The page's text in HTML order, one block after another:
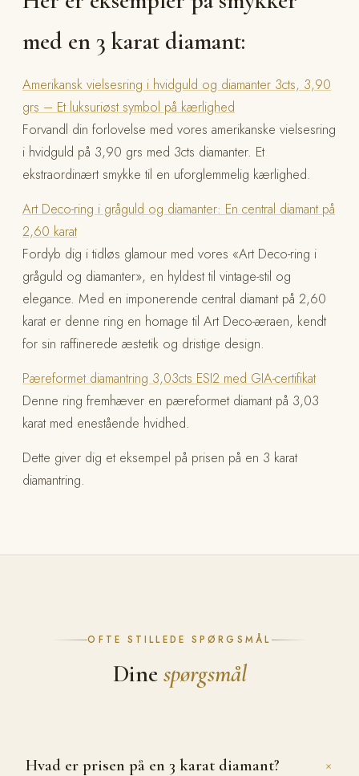
med en 3 karat diamant:
Amerikansk vielsesring i hvidguld og diamanter 3cts, 3,90
grs – Et luksuriøst symbol på kærlighed
Forvandl din forlovelse med vores amerikanske vielsesring
i hvidguld på 3,90 grs med 3cts diamanter. Et
ekstraordinært smykke til en uforglemmelig kærlighed.
Art Deco-ring i gråguld og diamanter: En central diamant på
2,60 karat
Fordyb dig i tidløs glamour med vores «Art Deco-ring i
gråguld og diamanter», en hyldest til vintage-stil og
elegance. Med en imponerende central diamant på 2,60
karat er denne ring en homage til Art Deco-æraen, kendt
for sin raffinerede æstetik og dristige design.
Pæreformet diamantring 3,03cts ESI2 med GIA-certifikat
Denne ring fremhæver en pæreformet diamant på 3,03
karat med enestående hvidhed.
Dette giver dig et eksempel på prisen på en 3 karat
diamantring.
OFTE STILLEDE SPØRGSMÅL
Dinespørgsmål
Hvad er prisen på en 3 karat diamant? +